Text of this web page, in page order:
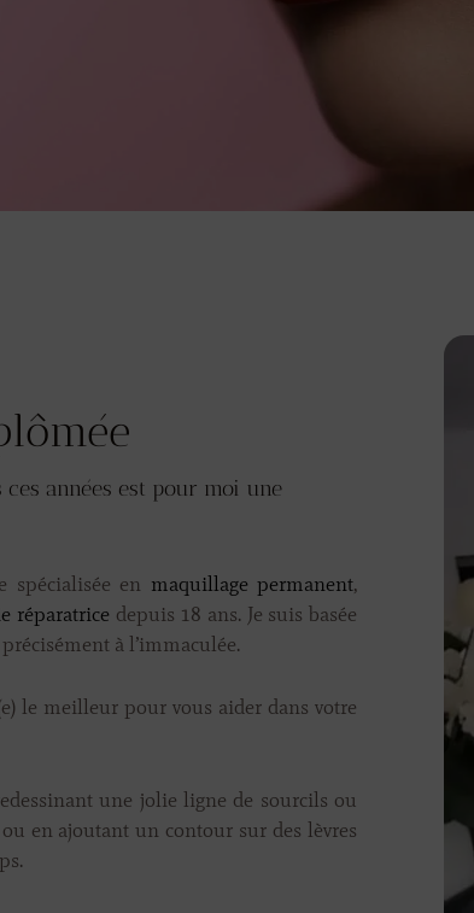
années est pour moi une
spécialisée en maquillage permanent,
réparatrice depuis 18 ans. Je suis basée
à l’immaculée.
le meilleur pour vous aider dans votre
une jolie ligne de sourcils ou
en ajoutant un contour sur des lèvres